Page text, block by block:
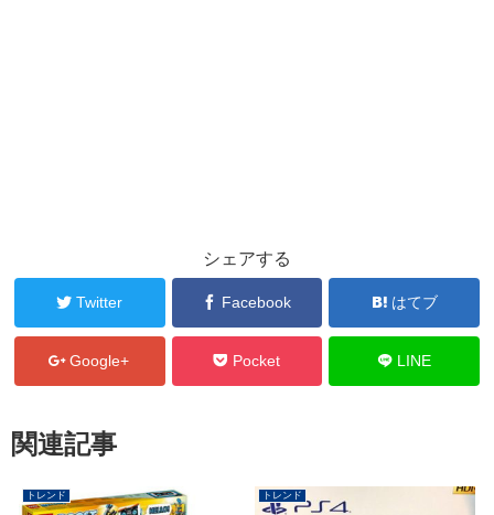
シェアする
Twitter Facebook はてブ
Google+ Pocket LINE
関連記事
トレンド トレンド